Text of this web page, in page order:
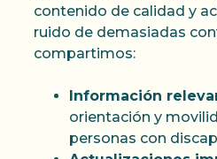
contenido de calidad y
ruido de demasiadas
compartimos:
Información
orientación y
personas con